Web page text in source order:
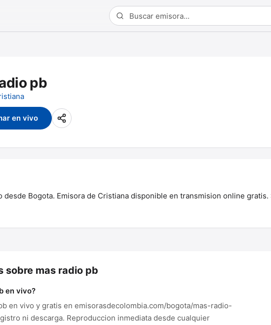
pb
en vivo
desde Bogota. Emisora de Cristiana disponible en transmision online
sobre mas radio pb
en vivo?
en vivo y gratis en emisorasdecolombia.com/bogota/mas-radio-
ni descarga. Reproduccion inmediata desde cualquier